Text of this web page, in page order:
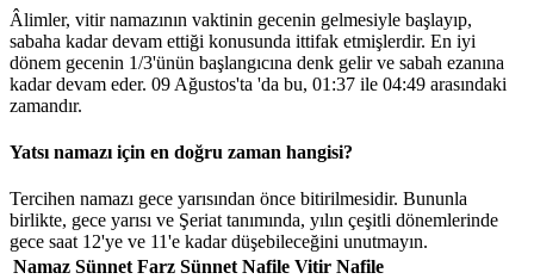
Âlimler, vitir namazının vaktinin gecenin gelmesiyle başlayıp,
sabaha kadar devam ettiği konusunda ittifak etmişlerdir. En iyi
dönem gecenin 1/3'ünün başlangıcına denk gelir ve sabah ezanına
kadar devam eder. 09 Ağustos'ta 'da bu, 01:37 ile 04:49 arasındaki
zamandır.
Yatsı namazı için en doğru zaman hangisi?
Tercihen namazı gece yarısından önce bitirilmesidir. Bununla
birlikte, gece yarısı ve Şeriat tanımında, yılın çeşitli dönemlerinde
gece saat 12'ye ve 11'e kadar düşebileceğini unutmayın.
Namaz Sünnet Farz Sünnet Nafile Vitir Nafile